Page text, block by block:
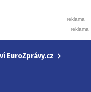
EuroZprávy.cz